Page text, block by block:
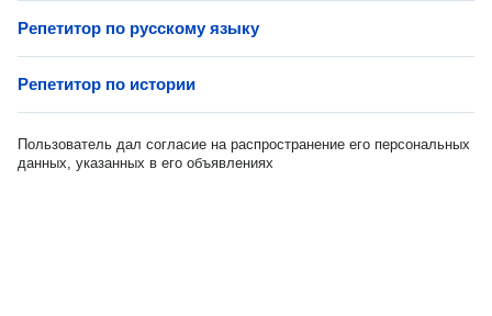
Репетитор по русскому языку
Репетитор по истории
Пользователь дал согласие на распространение его персональных
данных, указанных в его объявлениях